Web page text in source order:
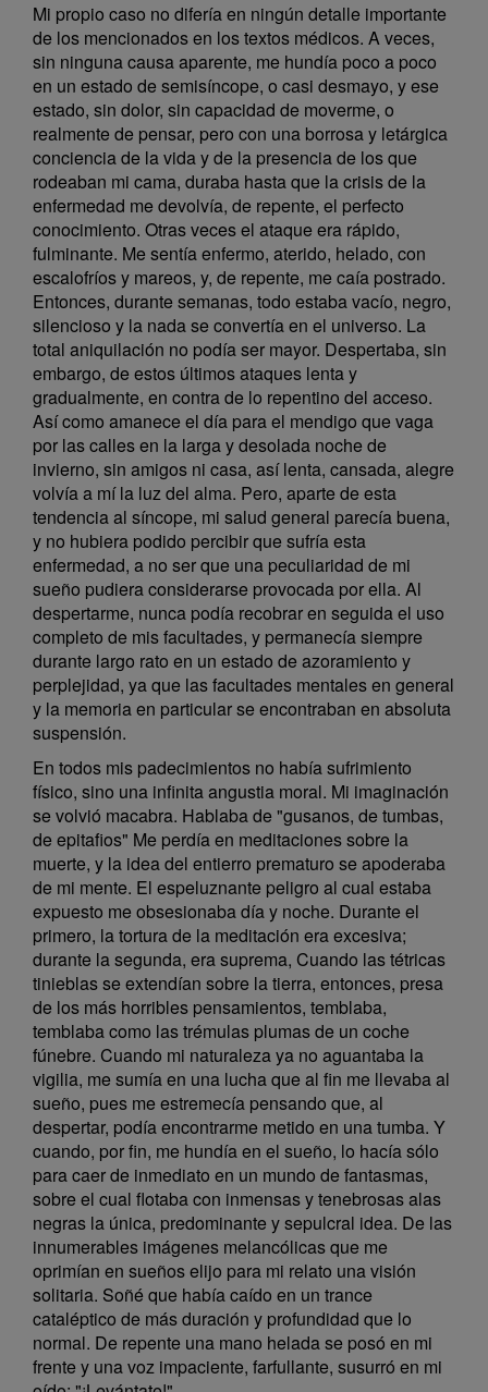
Mi propio caso no difería en ningún detalle importante
de los mencionados en los textos médicos. A veces,
sin ninguna causa aparente, me hundía poco a poco
en un estado de semisíncope, o casi desmayo, y ese
estado, sin dolor, sin capacidad de moverme, o
realmente de pensar, pero con una borrosa y letárgica
conciencia de la vida y de la presencia de los que
rodeaban mi cama, duraba hasta que la crisis de la
enfermedad me devolvía, de repente, el perfecto
conocimiento. Otras veces el ataque era rápido,
fulminante. Me sentía enfermo, aterido, helado, con
escalofríos y mareos, y, de repente, me caía postrado.
Entonces, durante semanas, todo estaba vacío, negro,
silencioso y la nada se convertía en el universo. La
total aniquilación no podía ser mayor. Despertaba, sin
embargo, de estos últimos ataques lenta y
gradualmente, en contra de lo repentino del acceso.
Así como amanece el día para el mendigo que vaga
por las calles en la larga y desolada noche de
invierno, sin amigos ni casa, así lenta, cansada, alegre
volvía a mí la luz del alma. Pero, aparte de esta
tendencia al síncope, mi salud general parecía buena,
y no hubiera podido percibir que sufría esta
enfermedad, a no ser que una peculiaridad de mi
sueño pudiera considerarse provocada por ella. Al
despertarme, nunca podía recobrar en seguida el uso
completo de mis facultades, y permanecía siempre
durante largo rato en un estado de azoramiento y
perplejidad, ya que las facultades mentales en general
y la memoria en particular se encontraban en absoluta
suspensión.
En todos mis padecimientos no había sufrimiento
físico, sino una infinita angustia moral. Mi imaginación
se volvió macabra. Hablaba de "gusanos, de tumbas,
de epitafios" Me perdía en meditaciones sobre la
muerte, y la idea del entierro prematuro se apoderaba
de mi mente. El espeluznante peligro al cual estaba
expuesto me obsesionaba día y noche. Durante el
primero, la tortura de la meditación era excesiva;
durante la segunda, era suprema, Cuando las tétricas
tinieblas se extendían sobre la tierra, entonces, presa
de los más horribles pensamientos, temblaba,
temblaba como las trémulas plumas de un coche
fúnebre. Cuando mi naturaleza ya no aguantaba la
vigilia, me sumía en una lucha que al fin me llevaba al
sueño, pues me estremecía pensando que, al
despertar, podía encontrarme metido en una tumba. Y
cuando, por fin, me hundía en el sueño, lo hacía sólo
para caer de inmediato en un mundo de fantasmas,
sobre el cual flotaba con inmensas y tenebrosas alas
negras la única, predominante y sepulcral idea. De las
innumerables imágenes melancólicas que me
oprimían en sueños elijo para mi relato una visión
solitaria. Soñé que había caído en un trance
cataléptico de más duración y profundidad que lo
normal. De repente una mano helada se posó en mi
frente y una voz impaciente, farfullante, susurró en mi